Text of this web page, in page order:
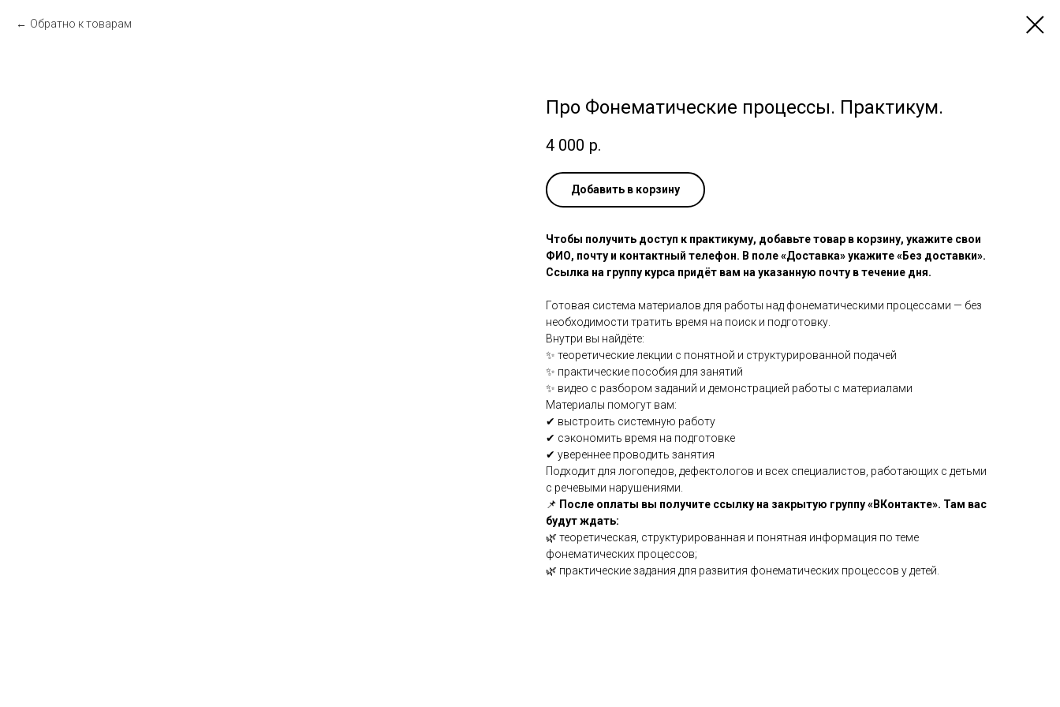
Обратно к товарам
Про Фонематические процессы. Практикум.
4 000 р.
Добавить в корзину
Чтобы получить доступ к практикуму, добавьте товар в корзину, укажите свои
ФИО, почту и контактный телефон. В поле «Доставка» укажите «Без доставки».
Ссылка на группу курса придёт вам на указанную почту в течение дня.
Готовая система материалов для работы над фонематическими процессами — без
необходимости тратить время на поиск и подготовку.
Внутри вы найдёте:
✨ теоретические лекции с понятной и структурированной подачей
✨ практические пособия для занятий
✨ видео с разбором заданий и демонстрацией работы с материалами
Материалы помогут вам:
✔ выстроить системную работу
✔ сэкономить время на подготовке
✔ увереннее проводить занятия
Подходит для логопедов, дефектологов и всех специалистов, работающих с детьми
с речевыми нарушениями.
📌 После оплаты вы получите ссылку на закрытую группу «ВКонтакте». Там вас
будут ждать:
🌿 теоретическая, структурированная и понятная информация по теме
фонематических процессов;
🌿 практические задания для развития фонематических процессов у детей.